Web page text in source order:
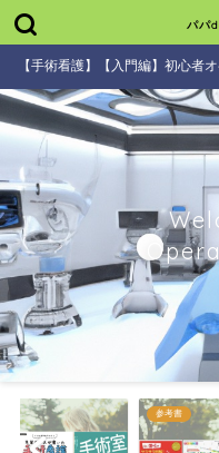
パパ
【手術看護】【入門編】初心者
参考書